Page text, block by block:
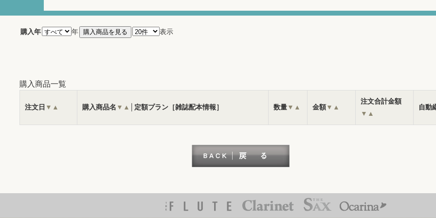
購入年 年 表示
購入商品一覧
注文日 ▼ ▲ 購入商品名 ▼ ▲ │定額プラン［雑誌配本情報］ 数量▼ ▲ 金額▼ ▲
注文合計金額
▼ ▲
自動